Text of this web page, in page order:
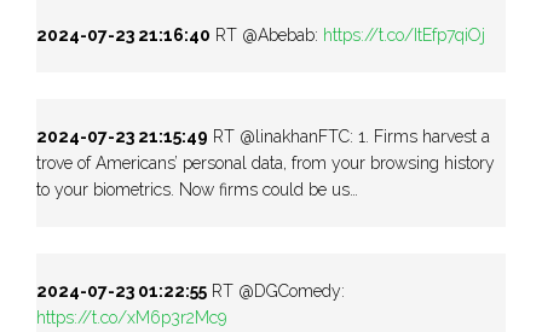
2024-07-23 21:16:40 RT @Abebab: https://t.co/ItEfp7qiOj
2024-07-23 21:15:49 RT @linakhanFTC: 1. Firms harvest a
trove of Americans’ personal data, from your browsing history
to your biometrics. Now firms could be us…
2024-07-23 01:22:55 RT @DGComedy:
https://t.co/xM6p3r2Mc9